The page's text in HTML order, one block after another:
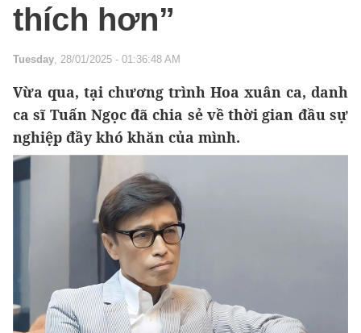
thích hơn”
Tuesday, 28/01/2025 - 01:36:48 AM
Vừa qua, tại chương trình Hoa xuân ca, danh
ca sĩ Tuấn Ngọc đã chia sẻ về thời gian đầu sự
nghiệp đầy khó khăn của mình.